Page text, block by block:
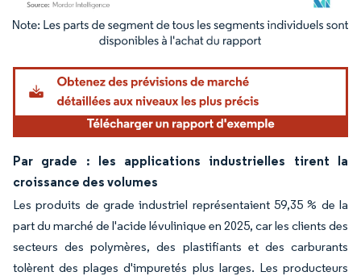
Image © Mordor Intelligence. La réutilisation nécessite une attribution sous CC BY
Par grade : les applications industrielles tirent la
croissance des volumes
Les produits de grade industriel représentaient 59,35 % de la
part du marché de l'acide lévulinique en 2025, car les clients des
secteurs des polymères, des plastifiants et des carburants
tolèrent des plages d'impuretés plus larges. Les producteurs